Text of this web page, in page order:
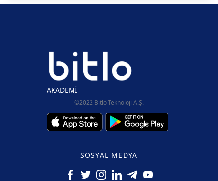
AKADEMİ
©2022 Bitlo Teknoloji A.Ş.
SOSYAL MEDYA